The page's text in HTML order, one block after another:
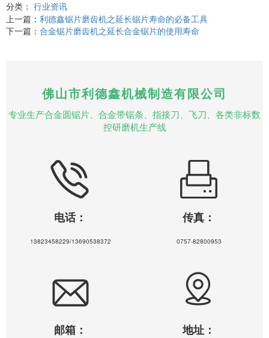
分类： 行业资讯
上一篇： 利德鑫锯片磨齿机之延长锯片寿命的必备工具
下一篇： 合金锯片磨齿机之延长合金锯片的使用寿命
佛山市利德鑫机械制造有限公司
专业生产合金圆锯片、合金带锯条、指接刀、飞刀、各类非标数
控研磨机生产线
电话：
13823458229/13690538372
传真：
0757-82800953
邮箱： 地址：